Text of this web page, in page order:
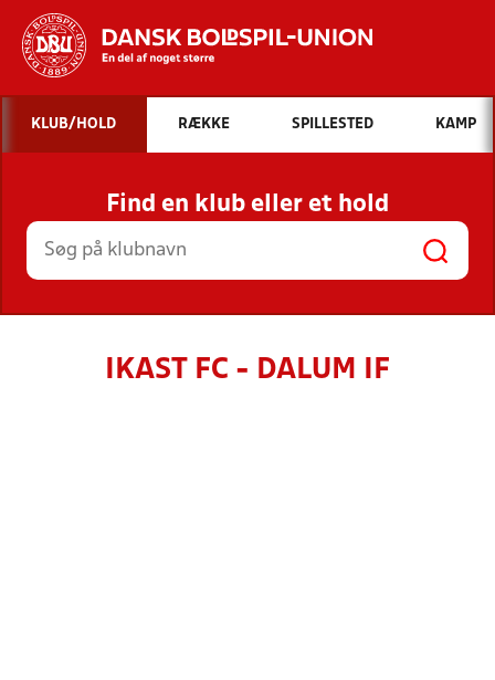
Hvad vil du søge efter?
INDHOLD OG NYHEDER
STILLINGER, RESULTATER, KLUBBER OG
HOLD
KLUB/HOLD RÆKKE SPILLESTED KAMP
Find en klub eller et hold
IKAST FC - DALUM IF